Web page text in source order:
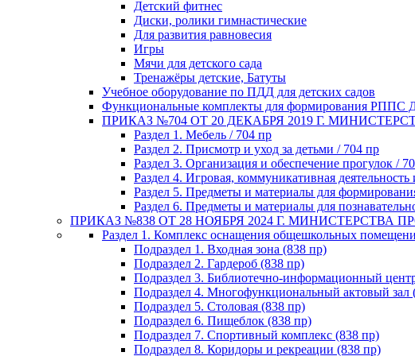
Детский фитнес
Диски, ролики гимнастические
Для развития равновесия
Игры
Мячи для детского сада
Тренажёры детские, Батуты
Учебное оборудование по ПДД для детских садов
Функциональные комплекты для формирования РППС
ПРИКАЗ №704 ОТ 20 ДЕКАБРЯ 2019 Г.
Раздел 1. Мебель / 704 пр
Раздел 2. Присмотр и уход за детьми / 704 пр
Раздел 3. Организация и обеспечение прогулок /
Раздел 4. Игровая, коммуникативная
Раздел 5. Предметы и материалы для
Раздел 6. Предметы и материалы для
ПРИКАЗ №838 ОТ 28 НОЯБРЯ 2024 Г. МИНИСТЕРСТВА
Раздел 1. Комплекс оснащения общешкольных
Подраздел 1. Входная зона (838 пр)
Подраздел 2. Гардероб (838 пр)
Подраздел 3. Библиотечно-информационный
Подраздел 4. Многофункциональный актовый зал
Подраздел 5. Столовая (838 пр)
Подраздел 6. Пищеблок (838 пр)
Подраздел 7. Спортивный комплекс (838 пр)
Подраздел 8. Коридоры и рекреации (838 пр)